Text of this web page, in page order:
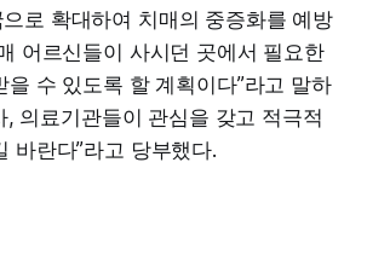
로 확대하여 치매의 중증화를 예방
어르신들이 사시던 곳에서 필요한
을 수 있도록 할 계획이다”라고 말하
, 의료기관들이 관심을 갖고 적극적
바란다”라고 당부했다.